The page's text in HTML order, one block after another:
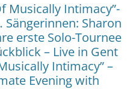
Musically Intimacy”-
Sharon
erste Solo-Tournee
– Live in Gent
Intimacy” –
Evening with